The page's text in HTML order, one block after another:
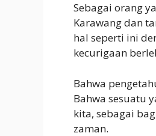
Sebagai orang
Karawang dan
hal seperti ini
kecurigaan
Bahwa
Bahwa sesuatu
kita, sebagai
zaman.